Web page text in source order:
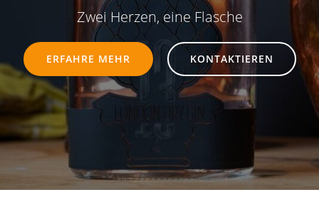
Zwei Herzen, eine Flasche
ERFAHRE MEHR KONTAKTIEREN